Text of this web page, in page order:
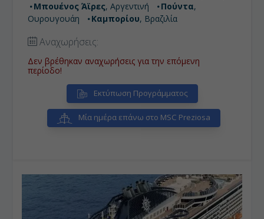
Μπουένος Άϊρες, Αργεντινή Πούντα,
Ουρουγουάη
Καμπορίου, Βραζιλία
Αναχωρήσεις:
Δεν βρέθηκαν αναχωρήσεις για την επόμενη
περίοδο!
Εκτύπωση Προγράμματος
Μία ημέρα επάνω στο MSC Preziosa